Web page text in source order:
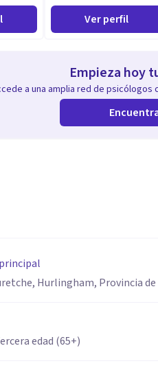
Ver perfil
Empieza hoy
a una amplia red de psicólogos
Hurlingham, Provincia de
edad (65+)